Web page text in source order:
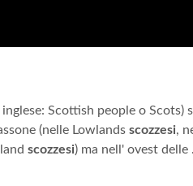
Scottish people o Scots)
(nelle Lowlands scozzesi,
scozzesi) ma nell' ovest delle